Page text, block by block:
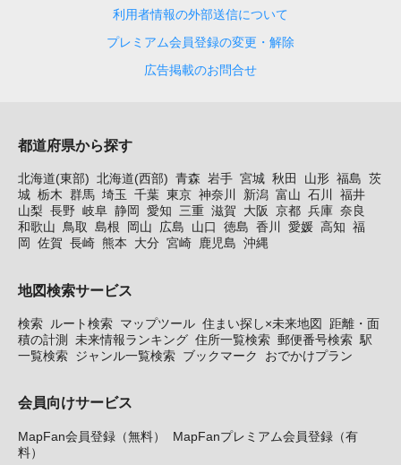
利用者情報の外部送信について
プレミアム会員登録の変更・解除
広告掲載のお問合せ
都道府県から探す
北海道(東部) 北海道(西部) 青森 岩手 宮城 秋田 山形 福島 茨
城 栃木 群馬 埼玉 千葉 東京 神奈川 新潟 富山 石川
福井
山梨 長野 岐阜 静岡 愛知 三重 滋賀 大阪 京都 兵庫 奈良
和歌山 鳥取 島根 岡山 広島 山口 徳島 香川 愛媛 高知 福
岡
佐賀 長崎 熊本 大分 宮崎 鹿児島 沖縄
地図検索サービス
検索 ルート検索 マップツール 住まい探し×未来地図
距離・面
積の計測
未来情報ランキング 住所一覧検索 郵便番号検索 駅
一覧検索 ジャンル一覧検索 ブックマーク おでかけプラン
会員向けサービス
MapFan会員登録（無料）
MapFanプレミアム会員登録（有
料）